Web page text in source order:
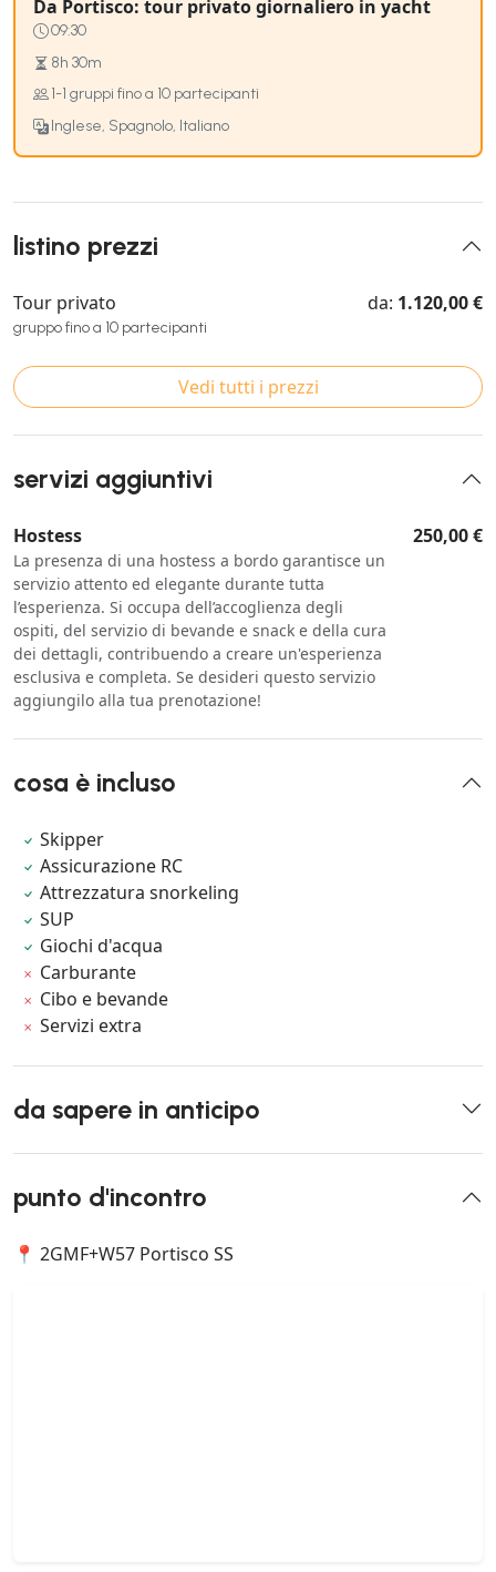
Da Portisco: tour privato giornaliero in yacht
09:30
8h 30m
1-1 gruppi fino a 10 partecipanti
Inglese, Spagnolo, Italiano
listino prezzi
Tour privato
gruppo fino a 10 partecipanti
da: 1.120,00 €
Vedi tutti i prezzi
servizi aggiuntivi
Hostess
La presenza di una hostess a bordo garantisce un
servizio attento ed elegante durante tutta
l’esperienza. Si occupa dell’accoglienza degli
ospiti, del servizio di bevande e snack e della cura
dei dettagli, contribuendo a creare un'esperienza
esclusiva e completa. Se desideri questo servizio
aggiungilo alla tua prenotazione!
250,00 €
cosa è incluso
Skipper
Assicurazione RC
Attrezzatura snorkeling
SUP
Giochi d'acqua
Carburante
Cibo e bevande
Servizi extra
da sapere in anticipo
punto d'incontro
📍 2GMF+W57 Portisco SS